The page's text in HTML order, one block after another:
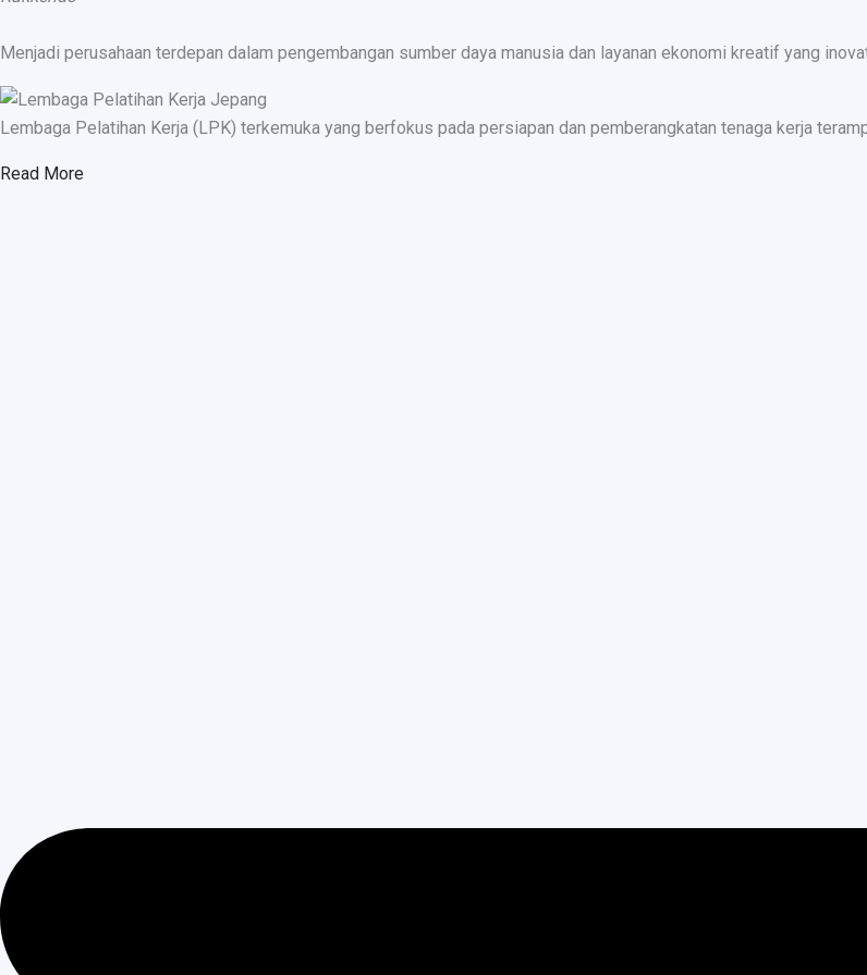
Menjadi perusahaan terdepan dalam pengembangan sumber daya manusia dan layanan ekonomi kreatif yang
Lembaga Pelatihan Kerja (LPK) terkemuka yang berfokus pada persiapan dan pemberangkatan tenaga kerja
Read More